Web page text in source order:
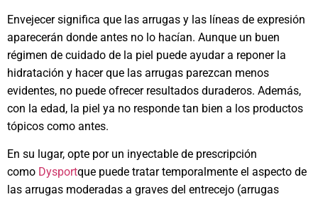
Envejecer significa que las arrugas y las líneas de expresión
aparecerán donde antes no lo hacían. Aunque un buen
régimen de cuidado de la piel puede ayudar a reponer la
hidratación y hacer que las arrugas parezcan menos
evidentes, no puede ofrecer resultados duraderos. Además,
con la edad, la piel ya no responde tan bien a los productos
tópicos como antes.
En su lugar, opte por un inyectable de prescripción
como Dysportque puede tratar temporalmente el aspecto de
las arrugas moderadas a graves del entrecejo (arrugas